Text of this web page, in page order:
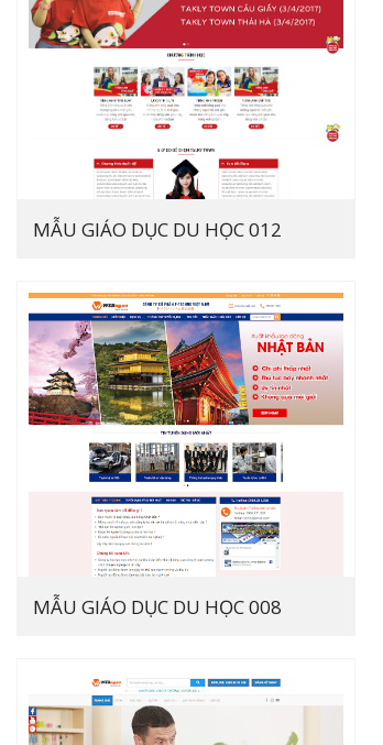
MẪU GIÁO DỤC DU HỌC 012
MẪU GIÁO DỤC DU HỌC 008